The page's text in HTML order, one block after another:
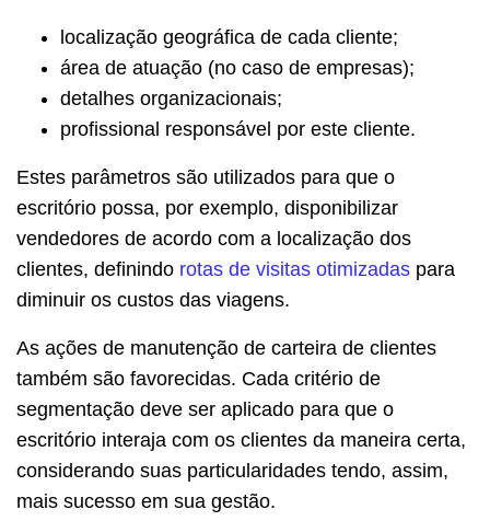
localização geográfica de cada cliente;
área de atuação (no caso de empresas);
detalhes organizacionais;
profissional responsável por este cliente.
Estes parâmetros são utilizados para que o
escritório possa, por exemplo, disponibilizar
vendedores de acordo com a localização dos
clientes, definindo rotas de visitas otimizadas para
diminuir os custos das viagens.
As ações de manutenção de carteira de clientes
também são favorecidas. Cada critério de
segmentação deve ser aplicado para que o
escritório interaja com os clientes da maneira certa,
considerando suas particularidades tendo, assim,
mais sucesso em sua gestão.